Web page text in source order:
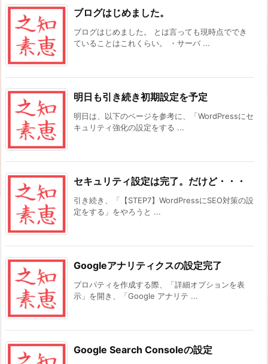
ブログはじめました。
ブログはじめました。 とは言っても現時点ででき
ていることはこれくらい。 ・サーバ ...
明日も引き続き初期設定を予定
明日は、以下のページを参考に、「WordPressにセ
キュリティ強化の設定をする ...
セキュリティ設定は完了。だけど・・・
引き続き、「【STEP7】WordPressにSEO対策の設
定をする」をやろうと ...
Googleアナリティクスの設定完了
プロパティを作成する際、「詳細オプションを表
示」を開き、「Google アナリテ ...
Google Search Consoleの設定